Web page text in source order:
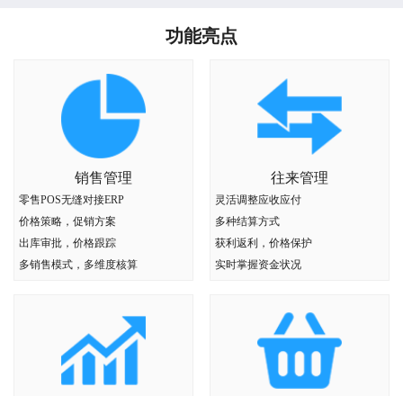
功能亮点
销售管理
零售POS无缝对接ERP
价格策略，促销方案
出库审批，价格跟踪
多销售模式，多维度核算
往来管理
灵活调整应收应付
多种结算方式
获利返利，价格保护
实时掌握资金状况